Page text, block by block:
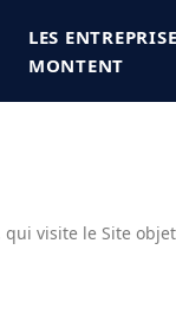
LES
MONTENT
visite le Site